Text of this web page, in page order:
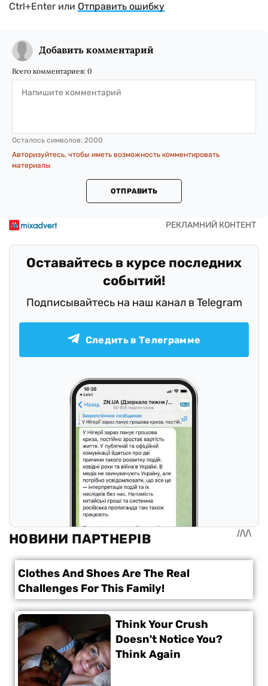
Ctrl+Enter или Отправить ошибку
Добавить комментарий
Всего комментариев: 0
Осталось символов: 2000
Авторизуйтесь, чтобы иметь возможность комментировать
материалы
ОТПРАВИТЬ
Оставайтесь в курсе последних
событий!
Подписывайтесь на наш канал в Telegram
Следить в Телеграмме